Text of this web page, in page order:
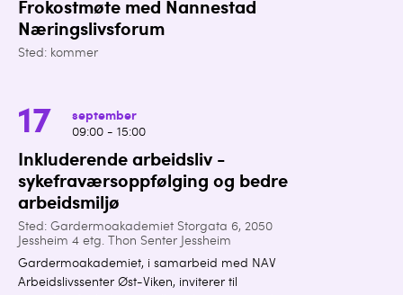
Frokostmøte med Nannestad
Næringslivsforum
Sted: kommer
17
september
09:00 - 15:00
Inkluderende arbeidsliv -
sykefraværsoppfølging og bedre
arbeidsmiljø
Sted: Gardermoakademiet Storgata 6, 2050
Jessheim 4 etg. Thon Senter Jessheim
Gardermoakademiet, i samarbeid med NAV
Arbeidslivssenter Øst-Viken, inviterer til